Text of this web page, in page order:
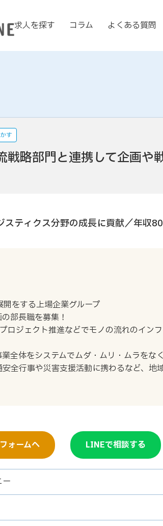
求人を探す コラム よくある質問
す
略部門と連携して企画や
ティクス分野の成長に貢献／年収
をする上場企業グループ
部長職を募集！
ジェクト推進などでモノの流れのイン
全体をシステムでムダ・ムリ・ムラをな
全行事や災害支援活動に携わるなど、地
ォームへ LINEで相談する
ー